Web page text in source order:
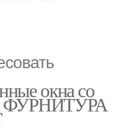
окна со
ФУРНИТУРА